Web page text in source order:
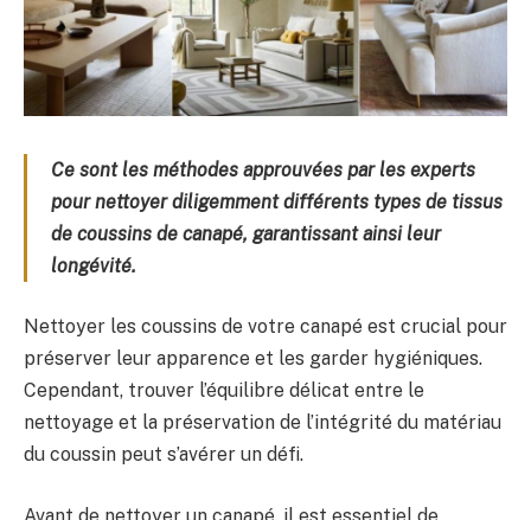
Ce sont les méthodes approuvées par les experts
pour nettoyer diligemment différents types de tissus
de coussins de canapé, garantissant ainsi leur
longévité.
Nettoyer les coussins de votre canapé est crucial pour
préserver leur apparence et les garder hygiéniques.
Cependant, trouver l’équilibre délicat entre le
nettoyage et la préservation de l’intégrité du matériau
du coussin peut s’avérer un défi.